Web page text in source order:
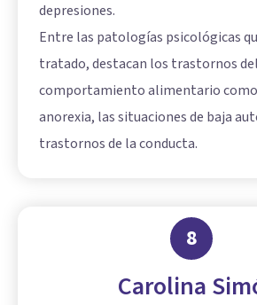
depresiones.
Entre las patologías psicológicas
tratado, destacan los trastornos del
comportamiento alimentario
anorexia, las situaciones de baja
trastornos de la conducta.
8
Carolina